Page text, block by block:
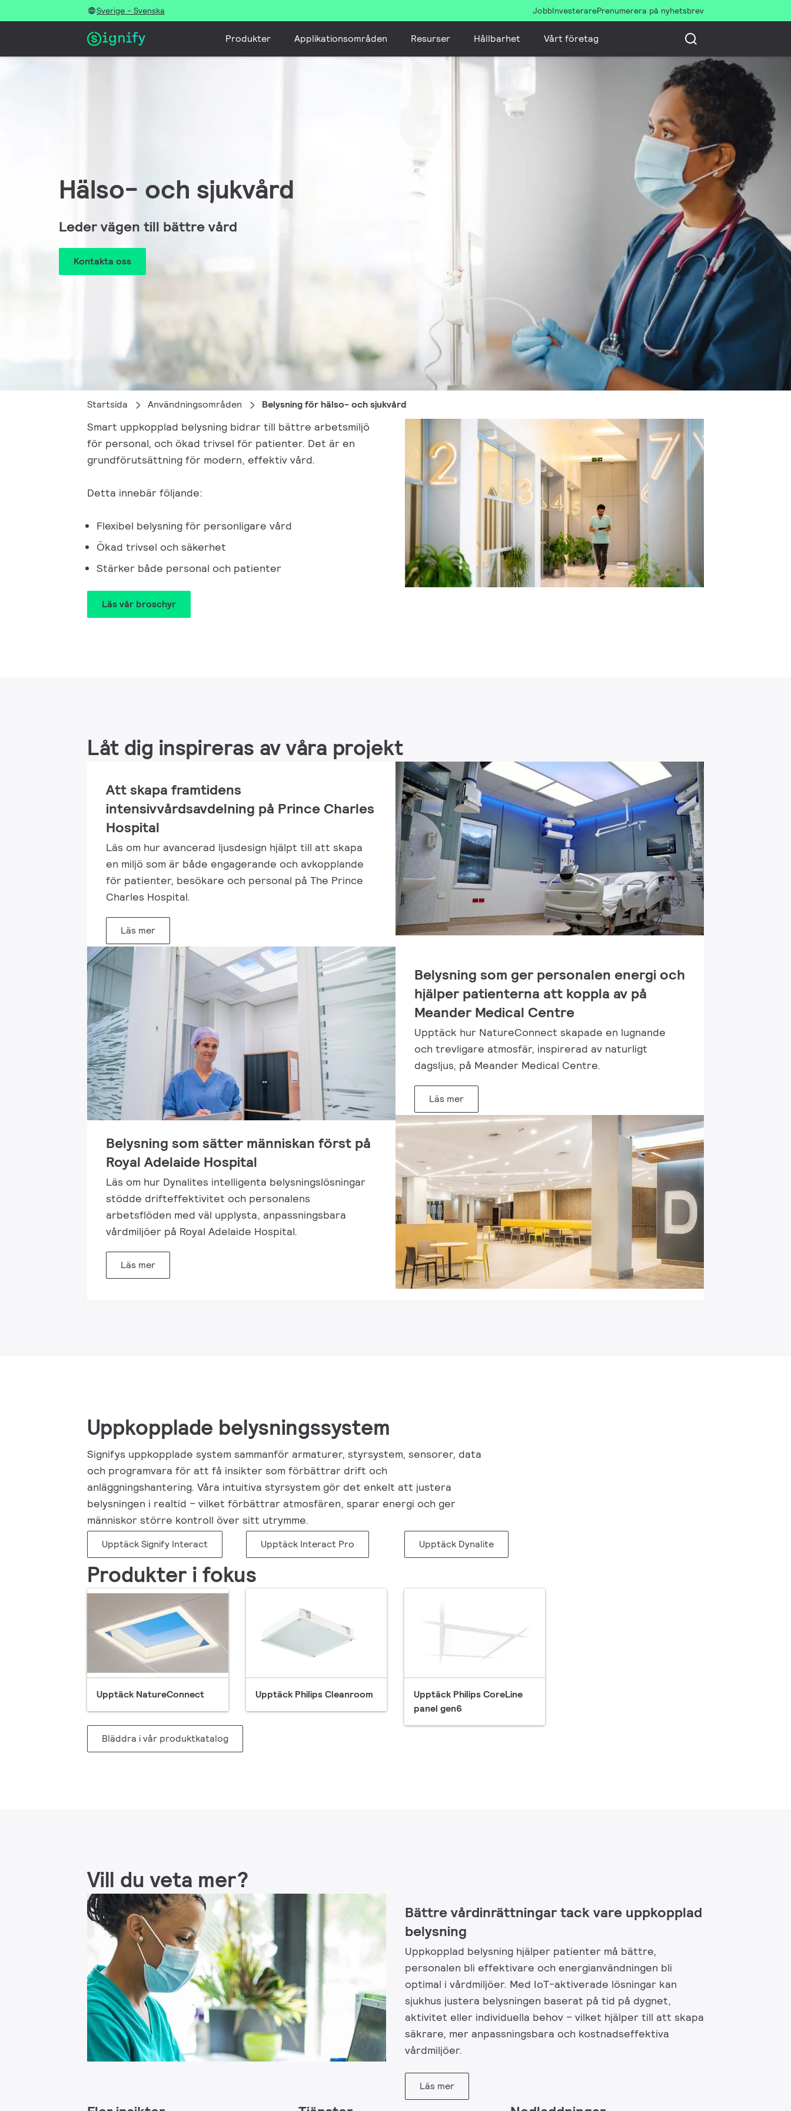
Sverige - Svenska JobbInvesterarePrenumerera på nyhetsbrev
Produkter Applikationsområden Resurser Hållbarhet Vårt företag
Hälso- och sjukvård
Leder vägen till bättre vård
Kontakta oss
Startsida Användningsområden Belysning för hälso- och sjukvård
Smart uppkopplad belysning bidrar till bättre arbetsmiljö
för personal, och ökad trivsel för patienter. Det är en
grundförutsättning för modern, effektiv vård.
Detta innebär följande:
Flexibel belysning för personligare vård
Ökad trivsel och säkerhet
Stärker både personal och patienter
Läs vår broschyr
Låt dig inspireras av våra projekt
Att skapa framtidens
intensivvårdsavdelning på Prince Charles
Hospital
Läs om hur avancerad ljusdesign hjälpt till att skapa
en miljö som är både engagerande och avkopplande
för patienter, besökare och personal på The Prince
Charles Hospital.
Läs mer
Belysning som ger personalen energi och
hjälper patienterna att koppla av på
Meander Medical Centre
Upptäck hur NatureConnect skapade en lugnande
och trevligare atmosfär, inspirerad av naturligt
dagsljus, på Meander Medical Centre.
Läs mer
Belysning som sätter människan först på
Royal Adelaide Hospital
Läs om hur Dynalites intelligenta belysningslösningar
stödde drifteffektivitet och personalens
arbetsflöden med väl upplysta, anpassningsbara
vårdmiljöer på Royal Adelaide Hospital.
Läs mer
Uppkopplade belysningssystem
Signifys uppkopplade system sammanför armaturer, styrsystem, sensorer, data
och programvara för att få insikter som förbättrar drift och
anläggningshantering. Våra intuitiva styrsystem gör det enkelt att justera
belysningen i realtid – vilket förbättrar atmosfären, sparar energi och ger
människor större kontroll över sitt utrymme.
Upptäck Signify Interact Upptäck Interact Pro Upptäck Dynalite
Produkter i fokus
Upptäck NatureConnect Upptäck Philips Cleanroom
Upptäck Philips CoreLine
panel gen6
Bläddra i vår produktkatalog
Vill du veta mer?
Bättre vårdinrättningar tack vare uppkopplad
belysning
Uppkopplad belysning hjälper patienter må bättre,
personalen bli effektivare och energianvändningen bli
optimal i vårdmiljöer. Med IoT-aktiverade lösningar kan
sjukhus justera belysningen baserat på tid på dygnet,
aktivitet eller individuella behov – vilket hjälper till att skapa
säkrare, mer anpassningsbara och kostnadseffektiva
vårdmiljöer.
Läs mer